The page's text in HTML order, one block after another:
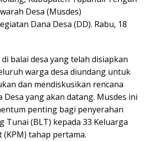
Desa (Musdes)
Dana Desa (DD). Rabu, 18
balai desa yang telah disiapkan
warga desa diundang untuk
dan mendiskusikan rencana
Desa yang akan datang. Musdes ini
penting bagi penyerahan
Tunai (BLT) kepada 33 Keluarga
tahap pertama.